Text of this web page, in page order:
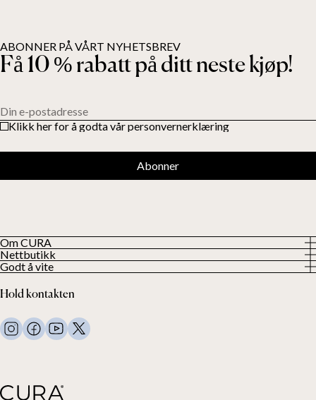
Om CURA
Om oss
Våre kunder
Nettbutikk
Alle våre produkter
Vektdyner
Sengetøy
Puter og annet
Overmadrasser
Godt å vite
Vilkår og betingelser
FAQ
Kontakt oss
Hold kontakten
ABONNER PÅ VÅRT NYHETSBREV
Få 10 % rabatt på ditt neste kjøp!
Din e-postadresse
Klikk her for å godta vår personvernerklæring
Abonner